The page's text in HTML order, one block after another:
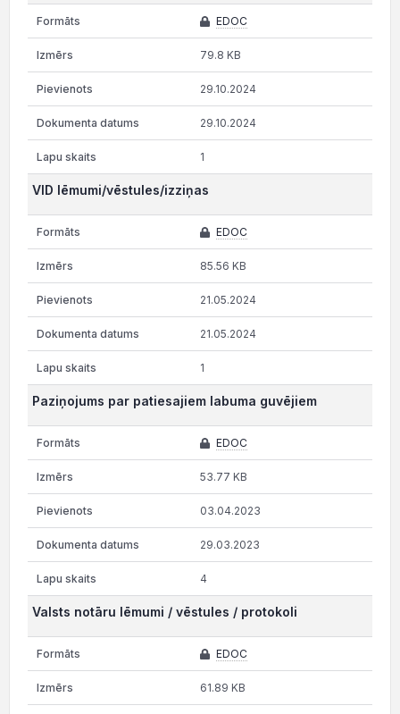
EDOC
79.8 KB
29.10.2024
29.10.2024
1
VID lēmumi/vēstules/izziņas
EDOC
85.56 KB
21.05.2024
21.05.2024
1
Paziņojums par patiesajiem labuma guvējiem
EDOC
53.77 KB
03.04.2023
29.03.2023
4
Valsts notāru lēmumi / vēstules / protokoli
EDOC
61.89 KB